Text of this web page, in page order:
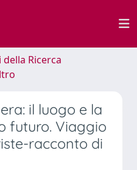
Ricerca
il luogo e la
futuro. Viaggio
racconto di